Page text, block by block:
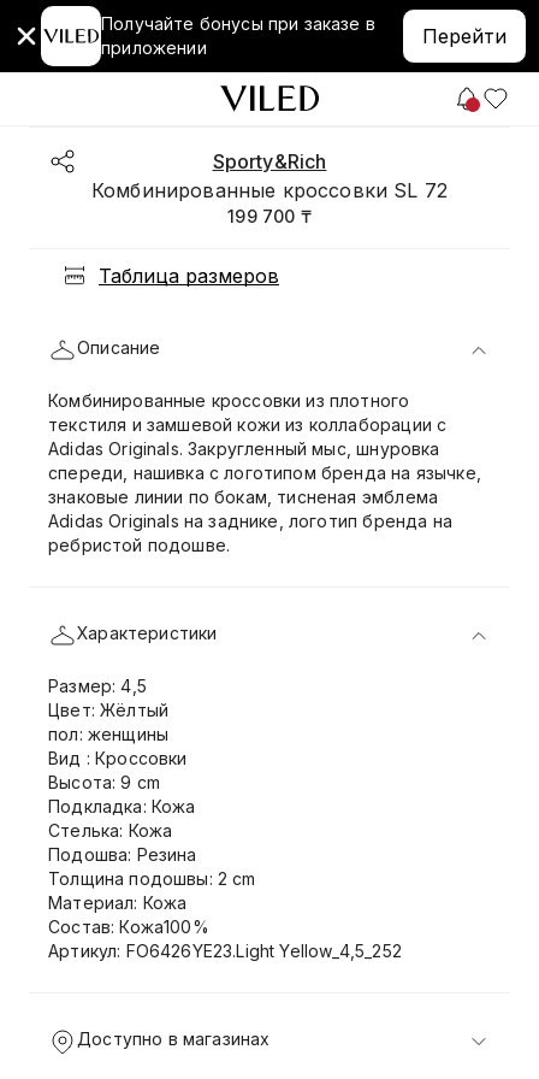
Получайте бонусы при заказе в
приложении
Перейти
Sporty&Rich
Комбинированные кроссовки SL 72
199 700 ₸
Таблица размеров
Описание
Комбинированные кроссовки из плотного
текстиля и замшевой кожи из коллаборации с
Adidas Originals. Закругленный мыс, шнуровка
спереди, нашивка с логотипом бренда на язычке,
знаковые линии по бокам, тисненая эмблема
Adidas Originals на заднике, логотип бренда на
ребристой подошве.
Характеристики
Размер: 4,5
Цвет: Жёлтый
пол: женщины
Вид : Кроссовки
Высота: 9 cm
Подкладка: Кожа
Стелька: Кожа
Подошва: Резина
Толщина подошвы: 2 cm
Материал: Кожа
Состав: Кожа100%
Артикул: FO6426YE23.Light Yellow_4,5_252
Доступно в магазинах